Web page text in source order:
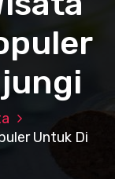
Untuk Di